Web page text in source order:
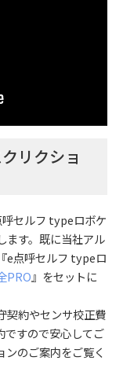
リクショ
セルフ typeロボケ
ます。既に当社アル
e点呼セルフ typeロ
PRO』をセットに
契約やセンサ校正費
ですので安心してご
のご案内をご覧く